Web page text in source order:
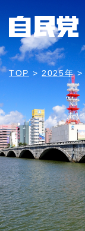
TOP > 2025年>